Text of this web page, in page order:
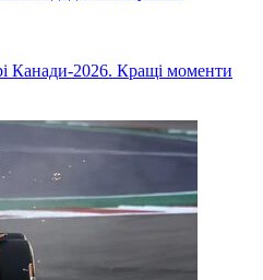
Канади-2026. Кращі моменти